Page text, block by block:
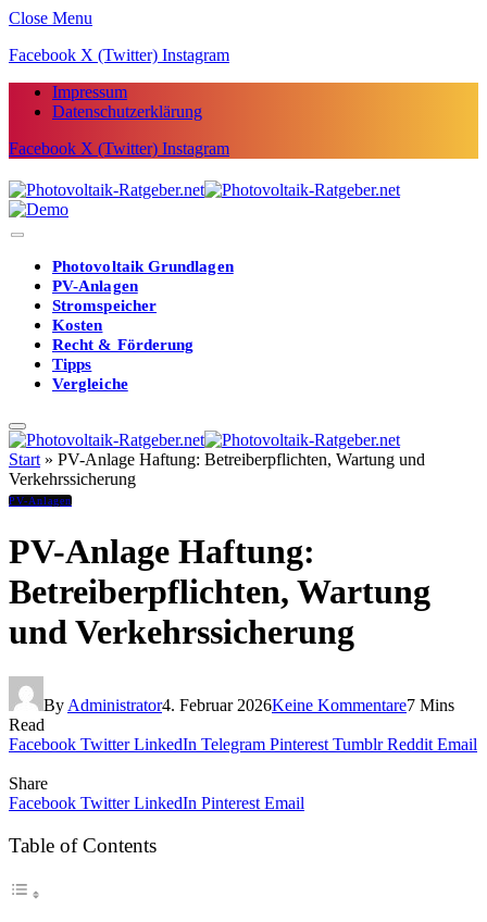
Close Menu
Facebook X (Twitter) Instagram
Impressum
Datenschutzerklärung
Facebook X (Twitter) Instagram
Photovoltaik Grundlagen
PV-Anlagen
Stromspeicher
Kosten
Recht & Förderung
Tipps
Vergleiche
Start » PV-Anlage Haftung: Betreiberpflichten, Wartung und
Verkehrssicherung
PV-Anlagen
PV-Anlage Haftung:
Betreiberpflichten, Wartung
und Verkehrssicherung
By Administrator4. Februar 2026Keine Kommentare7 Mins
Read
Facebook Twitter LinkedIn Telegram Pinterest Tumblr Reddit Email
Share
Facebook Twitter LinkedIn Pinterest Email
Table of Contents